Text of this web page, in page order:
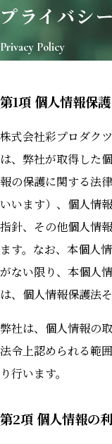
プライバシ
Privacy Policy
第1項 個人情報保
株式会社彩プロダク
は、弊社が取得した
報の保護に関する法
いいます）、個⼈情
指針、その他個⼈情
ます。なお、本個⼈
がない限り、本個⼈
は、個⼈情報保護法
弊社は、個⼈情報の
法令上認められる範
り⾏います。
第2項 個人情報の